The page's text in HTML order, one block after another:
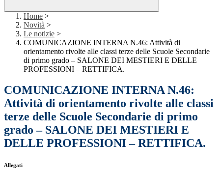
Home >
Novità >
Le notizie >
COMUNICAZIONE INTERNA N.46: Attività di
orientamento rivolte alle classi terze delle Scuole Secondarie
di primo grado – SALONE DEI MESTIERI E DELLE
PROFESSIONI – RETTIFICA.
COMUNICAZIONE INTERNA N.46:
Attività di orientamento rivolte alle classi
terze delle Scuole Secondarie di primo
grado – SALONE DEI MESTIERI E
DELLE PROFESSIONI – RETTIFICA.
Allegati